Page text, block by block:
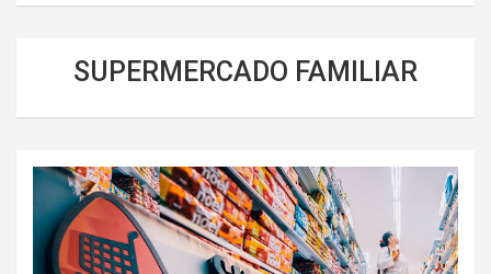
SUPERMERCADO FAMILIAR